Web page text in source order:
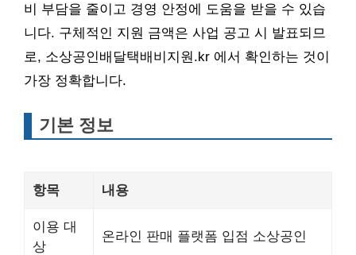
비 부담을 줄이고 경영 안정에 도움을 받을 수 있습
니다. 구체적인 지원 금액은 사업 공고 시 발표되므
로, 소상공인배달택배비지원.kr 에서 확인하는 것이
가장 정확합니다.
기본 정보
항목 내용
이용 대
상
온라인 판매 플랫폼 입점 소상공인